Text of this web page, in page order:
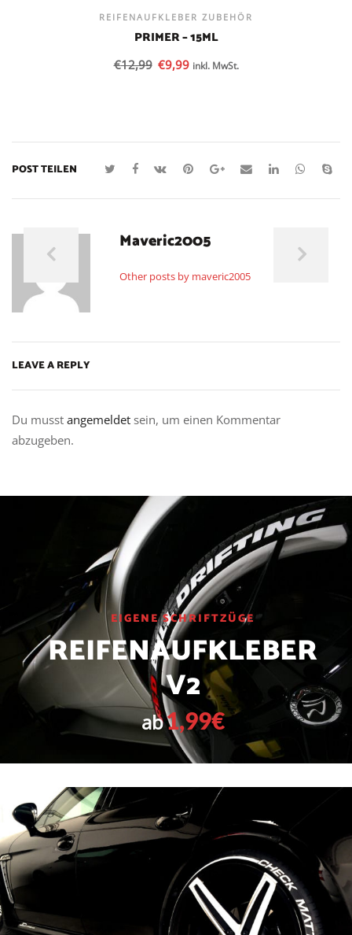
REIFENAUFKLEBER ZUBEHÖR
PRIMER – 15ML
€12,99 €9,99 inkl. MwSt.
POST TEILEN
Maveric2005
Other posts by maveric2005
LEAVE A REPLY
Du musst angemeldet sein, um einen Kommentar
abzugeben.
EIGENE SCHRIFTZÜGE
REIFENAUFKLEBER
V2
ab1,99€